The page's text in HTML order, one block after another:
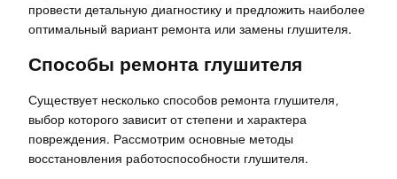
провести детальную диагностику и предложить наиболее
оптимальный вариант ремонта или замены глушителя.
Способы ремонта глушителя
Существует несколько способов ремонта глушителя,
выбор которого зависит от степени и характера
повреждения. Рассмотрим основные методы
восстановления работоспособности глушителя.